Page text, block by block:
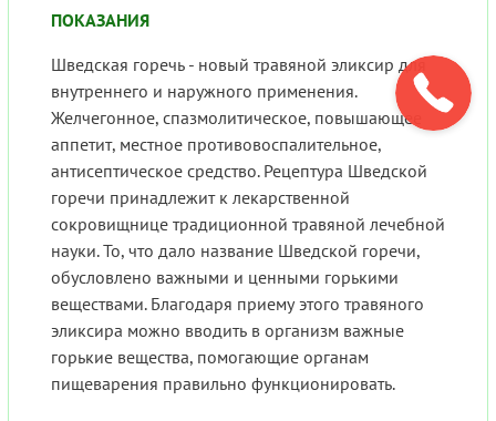
ПОКАЗАНИЯ
Шведская горечь - новый травяной эликсир для
внутреннего и наружного применения.
Желчегонное, спазмолитическое, повышающее
аппетит, местное противовоспалительное,
антисептическое средство. Рецептура Шведской
горечи принадлежит к лекарственной
сокровищнице традиционной травяной лечебной
науки. То, что дало название Шведской горечи,
обусловлено важными и ценными горькими
веществами. Благодаря приему этого травяного
эликсира можно вводить в организм важные
горькие вещества, помогающие органам
пищеварения правильно функционировать.